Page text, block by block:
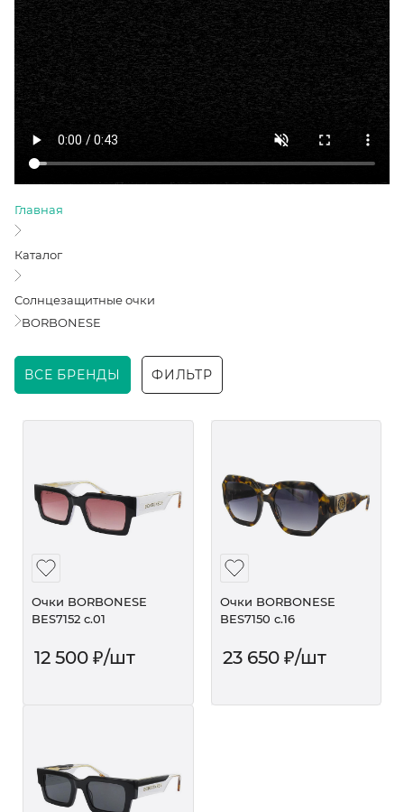
Главная
Каталог
Солнцезащитные очки
BORBONESE
ВСЕ БРЕНДЫ ФИЛЬТР
Очки BORBONESE
BES7152 c.01
12 500 ₽/шт
Очки BORBONESE
BES7150 c.16
23 650₽/шт